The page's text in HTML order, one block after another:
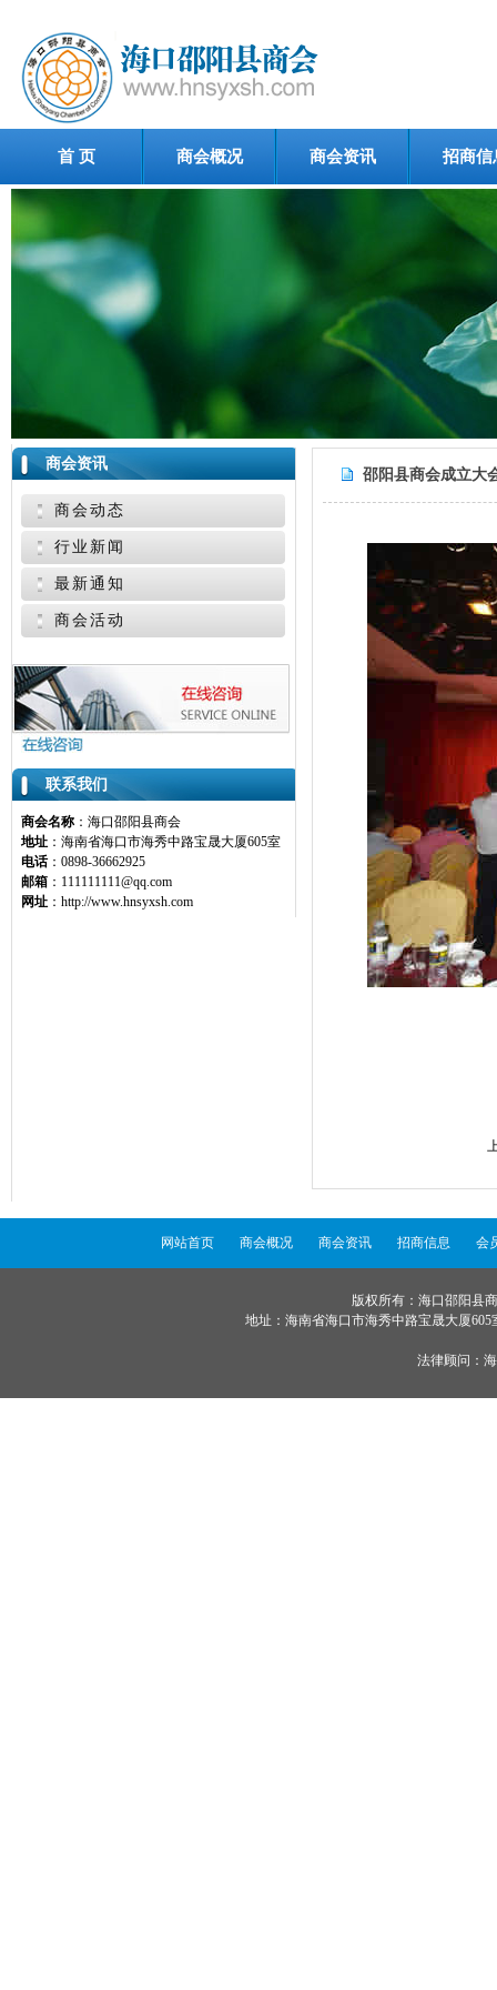
首 页 商会概况 商会资讯 招商信
邵阳县商会成立大
商会资讯
商会动态
行业新闻
最新通知
商会活动
联系我们
商会名称 ：海口邵阳县商会
地址 ：海南省海口市海秀中路宝晟大厦605室
电话：0898-36662925
邮箱 ：111111111@qq.com
网址 ：http://www.hnsyxsh.com
网站首页 商会概况 商会资讯 招商信息 会
版权所有：海口邵阳
地址：海南省海口市海秀中路宝晟大厦
法律顾问：